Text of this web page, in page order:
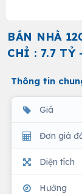
BÁN NHÀ
CHỈ : 7.7 TỶ
Thông tin
Giá
Đơn giá
Diện tích
Hướng